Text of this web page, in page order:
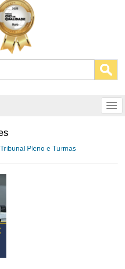
Pleno e Turmas